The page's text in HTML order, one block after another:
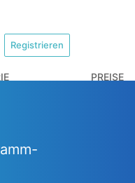
Registrieren
PREISE